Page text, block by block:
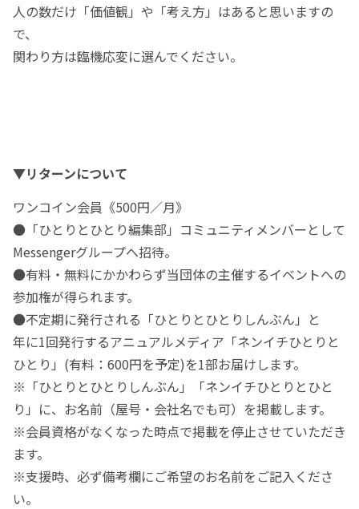
人の数だけ「価値観」や「考え方」はあると思いますの
で、
関わり方は臨機応変に選んでください。
▼リターンについて
ワンコイン会員《500円／月》
●「ひとりとひとり編集部」コミュニティメンバーとして
Messengerグループへ招待。
●有料・無料にかかわらず当団体の主催するイベントへの
参加権が得られます。
●不定期に発行される「ひとりとひとりしんぶん」と
年に1回発行するアニュアルメディア「ネンイチひとりと
ひとり」(有料：600円を予定)を1部お届けします。
※「ひとりとひとりしんぶん」「ネンイチひとりとひと
り」に、お名前（屋号・会社名でも可）を掲載します。
※会員資格がなくなった時点で掲載を停止させていただき
ます。
※支援時、必ず備考欄にご希望のお名前をご記入くださ
い。